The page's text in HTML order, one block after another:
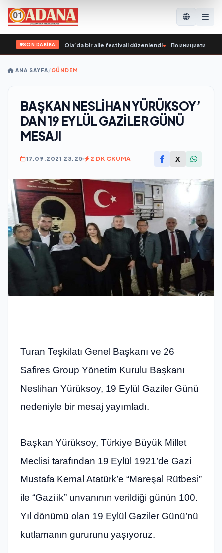
SON DAKİKA
girişimiyle Yoshkar-Ola’da bir aile festivali düzenlendi• По инициативе
ANA SAYFA/GÜNDEM
BAŞKAN NESLİHAN YÜRÜKSOY’
DAN 19 EYLÜL GAZİLER GÜNÜ
MESAJI
17.09.2021 23:25 2 DK OKUMA X
Turan Teşkilatı Genel Başkanı ve 26
Safires Group Yönetim Kurulu Başkanı
Neslihan Yürüksoy, 19 Eylül Gaziler Günü
nedeniyle bir mesaj yayımladı.
Başkan Yürüksoy, Türkiye Büyük Millet
Meclisi tarafından 19 Eylül 1921’de Gazi
Mustafa Kemal Atatürk’e “Mareşal Rütbesi”
ile “Gazilik” unvanının verildiği günün 100.
Yıl dönümü olan 19 Eylül Gaziler Günü’nü
kutlamanın gururunu yaşıyoruz.